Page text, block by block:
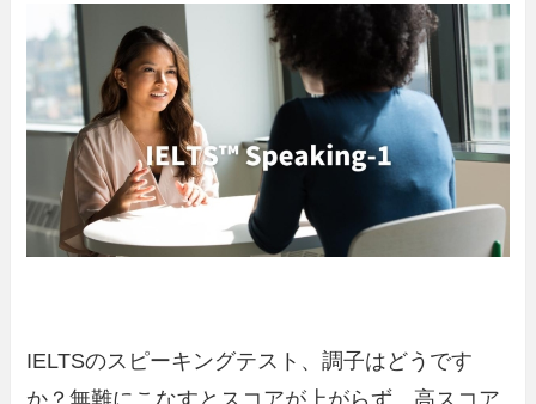
IELTSのスピーキングテスト、調子はどうです